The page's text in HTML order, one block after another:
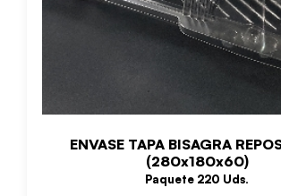
ENVASE TAPA BISAGRA
(280x180x60)
Paquete 220 Uds.